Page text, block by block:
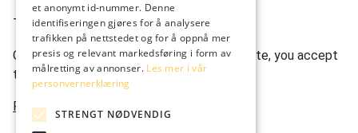
Tlf:(+47) 950 22 622
Ocomp.co uses cookies. By using our website, you accept
this.
Privacy statement
et anonymt id-nummer. Denne
identifiseringen gjøres for å analysere
trafikken på nettstedet og for å oppnå mer
presis og relevant markedsføring i form av
målretting av annonser. Les mer i vår
personvernerklæring
STRENGT NØDVENDIG